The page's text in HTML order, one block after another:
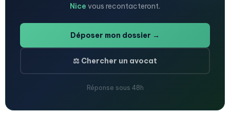
Nice vous recontacteront.
Déposer mon dossier →
⚖️ Chercher un avocat
Réponse sous 48h